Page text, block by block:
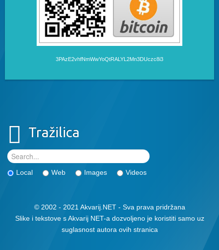
3PAzE2vhfNmWwYoQtRALYL2Mn3DUczc8i3
Tražilica
Local Web Images Videos
© 2002 - 2021 Akvarij.NET - Sva prava pridržana
Slike i tekstove s Akvarij NET-a dozvoljeno je koristiti samo uz
suglasnost autora ovih stranica